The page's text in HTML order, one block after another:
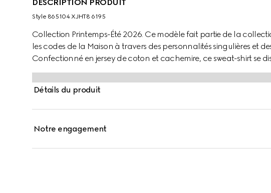
DESCRIPTION PRODUIT
Style ‎865104 XJHT8 6195
Collection Printemps-Été 2026. Ce modèle fait partie de la
les codes de la Maison à travers des personnalités singulières et
Confectionné en jersey de coton et cachemire, ce sweat-shirt se
Gucci à imprimé GG enlacés.
Détails du produit
Notre engagement